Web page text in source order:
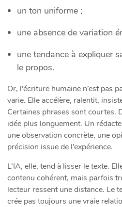
un ton uniforme ;
une absence de variation
une tendance à expliquer
le propos.
Or, l’écriture humaine n’est pas
varie. Elle accélère, ralentit,
Certaines phrases sont courtes.
idée plus longuement. Un
une observation concrète, une
précision issue de l’expérience.
L’IA, elle, tend à lisser le texte.
contenu cohérent, mais parfois
lecteur ressent une distance. Le
crée pas toujours une vraie